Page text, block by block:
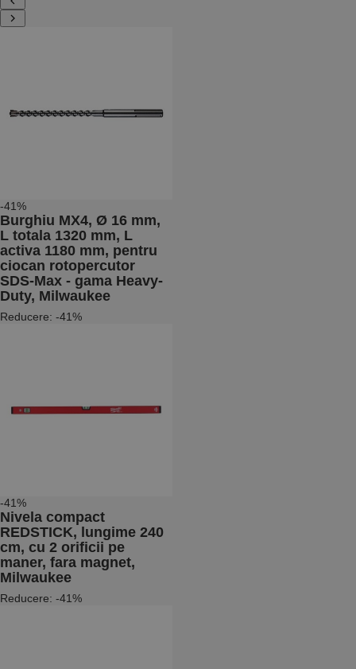
-41%
Burghiu MX4, Ø 16 mm,
L totala 1320 mm, L
activa 1180 mm, pentru
ciocan rotopercutor
SDS-Max - gama Heavy-
Duty, Milwaukee
Reducere: -41%
-41%
Nivela compact
REDSTICK, lungime 240
cm, cu 2 orificii pe
maner, fara magnet,
Milwaukee
Reducere: -41%